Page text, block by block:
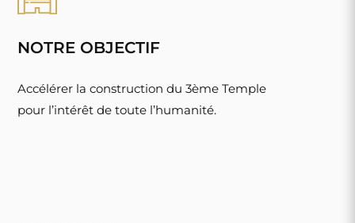
NOTRE OBJECTIF
Accélérer la construction du 3ème Temple
pour l’intérêt de toute l’humanité.